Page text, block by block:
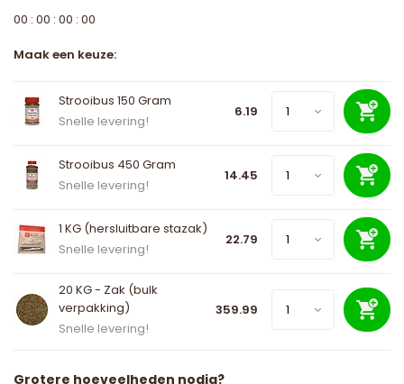
00 : 00 : 00 : 00
Maak een keuze:
Strooibus 150 Gram
Snelle levering!
6.19
Strooibus 450 Gram
Snelle levering!
14.45
1 KG (hersluitbare stazak)
Snelle levering!
22.79
20 KG - Zak (bulk
verpakking)
Snelle levering!
359.99
Grotere hoeveelheden nodig?